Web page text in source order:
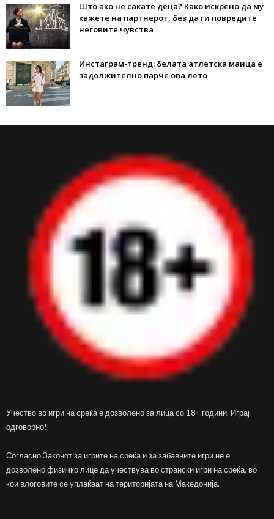
Што ако не сакате деца? Како искрено да му
кажете на партнерот, без да ги повредите
неговите чувства
Инстаграм-тренд: белата атлетска маица е
задолжително парче ова лето
Учество во игри на среќа е дозволено за лица со 18+ години. Играј
одговорно!
Согласно Законот за игрите на среќа и за забавните игри не е
дозволено физичко лице да учествува во странски игри на среќа, во
кои влоговите се уплаќаат на територијата на Македонија.